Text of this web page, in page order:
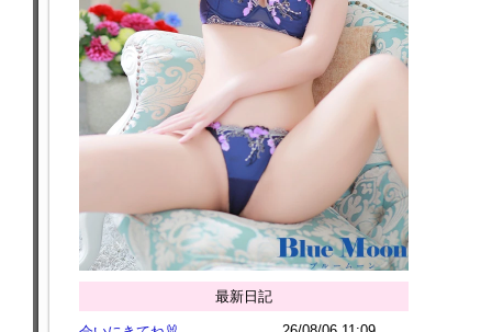
最新日記